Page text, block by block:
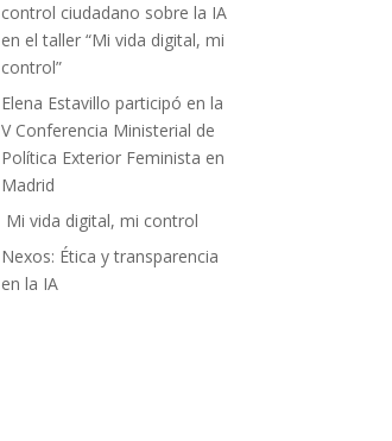
control ciudadano sobre la IA
en el taller “Mi vida digital, mi
control”
Elena Estavillo participó en la
V Conferencia Ministerial de
Política Exterior Feminista en
Madrid
Mi vida digital, mi control
Nexos: Ética y transparencia
en la IA